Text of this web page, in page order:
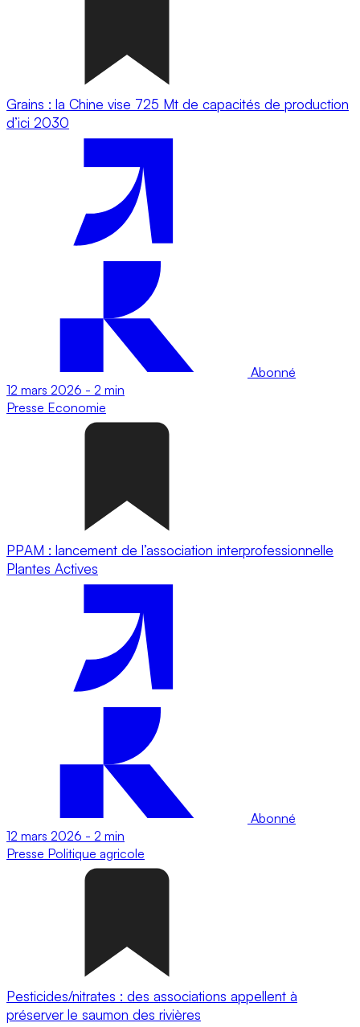
Grains : la Chine vise 725 Mt de capacités de production
d’ici 2030
Abonné
12 mars 2026 - 2 min
Presse Economie
PPAM : lancement de l’association interprofessionnelle
Plantes Actives
Abonné
12 mars 2026 - 2 min
Presse Politique agricole
Pesticides/nitrates : des associations appellent à
préserver le saumon des rivières